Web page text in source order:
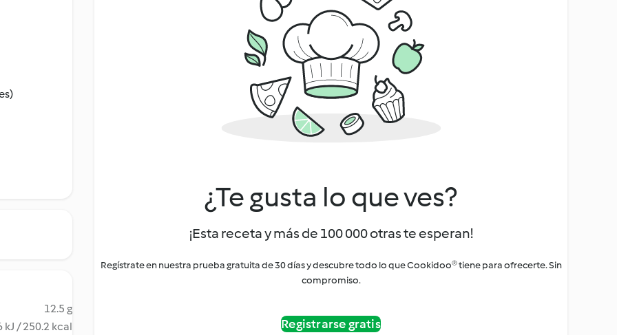
12.5 g
kJ / 250.2 kcal
¿Te gusta lo que ves?
¡Esta receta y más de 100 000 otras te esperan!
Regístrate en nuestra prueba gratuita de 30 días y descubre todo lo que Cookidoo® tiene para ofrecerte. Sin
compromiso.
Registrarse gratis